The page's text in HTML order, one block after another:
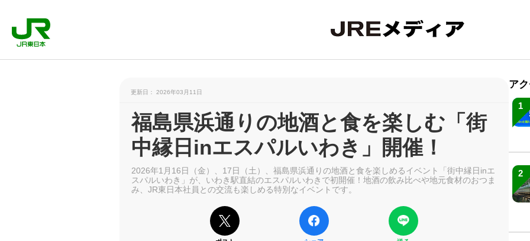
更新日： 2026年03月11日
福島県浜通りの地酒と食を楽しむ「街
中縁日inエスパルいわき」開催！
2026年1月16日（金）、17日（土）、福島県浜通りの地酒と食を楽しめるイベント「街中縁日inエ
スパルいわき」が、いわき駅直結のエスパルいわきで初開催！地酒の飲み比べや地元食材のおつま
み、JR東日本社員との交流も楽しめる特別なイベントです。
ア
1
2